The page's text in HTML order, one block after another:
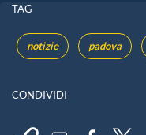
TAG
notizie padova
CONDIVIDI